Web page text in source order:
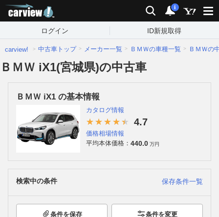
検索 通知
i
ログイン ID新規取得
carview! 中古車トップ メーカー一覧 ＢＭＷの車種一覧 ＢＭＷの
ＢＭＷ iX1(宮城県)の中古車
ＢＭＷ iX1 の基本情報
カタログ情報
4.7
価格相場情報
平均本体価格： 440.0 万円
検索中の条件 保存条件一覧
条件を保存 条件を変更